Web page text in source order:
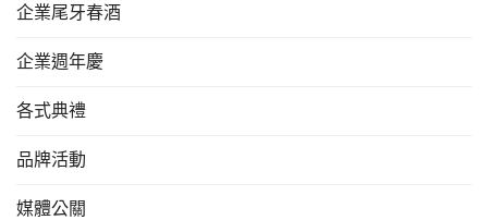
企業尾牙春酒
企業週年慶
各式典禮
品牌活動
媒體公關